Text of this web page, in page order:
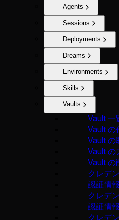
Agents
Sessions
Deployments
Dreams
Environments
Skills
Vaults
Vault 一
Vault の
Vault の
Vault の
Vault の
クレデ
認証情
クレデ
認証情
クレデ